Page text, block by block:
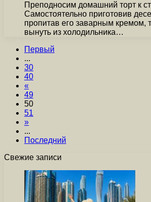
Преподносим домашний торт к
Самостоятельно приготовив
пропитав его заварным кремом,
вынуть из холодильника…
Первый
...
30
40
«
49
50
51
»
...
Последний
Свежие записи